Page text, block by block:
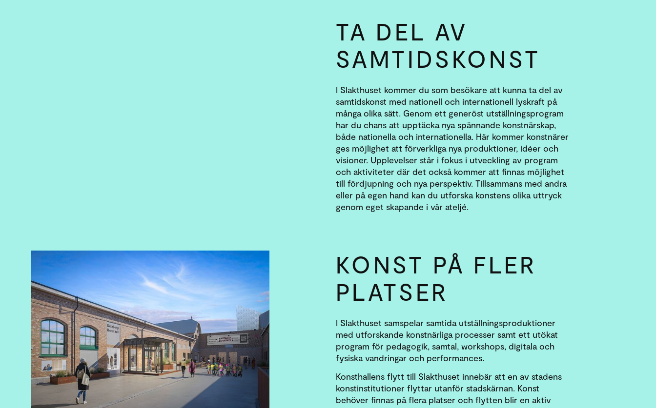
TA DEL AV
SAMTIDS­KONST
I Slakthuset kommer du som besökare att kunna ta del av
samtidskonst med nationell och internationell lyskraft på
många olika sätt. Genom ett generöst utställningsprogram
har du chans att upptäcka nya spännande konstnärskap,
både nationella och internationella. Här kommer konstnärer
ges möjlighet att förverkliga nya produktioner, idéer och
visioner. Upplevelser står i fokus i utveckling av program
och aktiviteter där det också kommer att finnas möjlighet
till fördjupning och nya perspektiv. Tillsammans med andra
eller på egen hand kan du utforska konstens olika uttryck
genom eget skapande i vår ateljé.
KONST PÅ FLER
PLATSER
I Slakthuset samspelar samtida utställningsproduktioner
med utforskande konstnärliga processer samt ett utökat
program för pedagogik, samtal, workshops, digitala och
fysiska vandringar och performances.
Konsthallens flytt till Slakthuset innebär att en av stadens
konstinstitutioner flyttar utanför stadskärnan. Konst
behöver finnas på flera platser och flytten blir en aktiv